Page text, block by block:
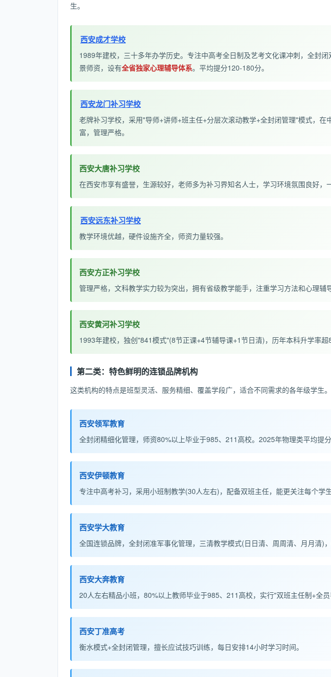
生。
西安成才学校
1989年建校，三十多年办学历史。专注中高考全日制及艺考文化课冲刺，全封
景师资，设有全省独家心理辅导体系。平均提分120-180分。
西安龙门补习学校
老牌补习学校，采用"导师+讲师+班主任+分层次滚动教学+全封闭管理"模式，在
富，管理严格。
西安大唐补习学校
在西安市享有盛誉，生源较好，老师多为补习界知名人士，学习环境氛围良好，
西安远东补习学校
教学环境优越，硬件设施齐全，师资力量较强。
西安方正补习学校
管理严格，文科教学实力较为突出，拥有省级教学能手，注重学习方法和心理辅导
西安黄河补习学校
1993年建校，独创"841模式"(8节正课+4节辅导课+1节日清)，历年本科升学率超
第二类：特色鲜明的连锁品牌机构
这类机构的特点是班型灵活、服务精细、覆盖学段广，适合不同需求的各年级学生。
西安领军教育
全封闭精细化管理，师资80%以上毕业于985、211高校。2025年物理类平均提分
西安伊顿教育
专注中高考补习，采用小班制教学(30人左右)，配备双班主任，能更关注每个学
西安学大教育
全国连锁品牌，全封闭准军事化管理，三清教学模式(日日清、周周清、月月清)，
西安大奔教育
20人左右精品小班，80%以上教师毕业于985、211高校，实行"双班主任制+全员
西安丁准高考
衡水模式+全封闭管理，擅长应试技巧训练，每日安排14小时学习时间。